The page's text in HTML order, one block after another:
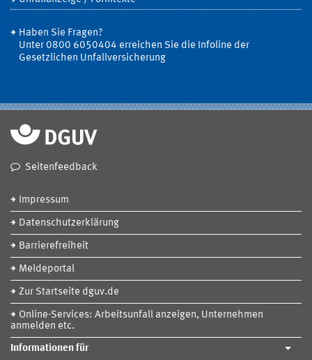
Haben Sie Fragen?
Unter 0800 6050404 erreichen Sie die Infoline der
Gesetzlichen Unfallversicherung
Seitenfeedback
Impressum
Datenschutzerklärung
Barrierefreiheit
Meldeportal
Zur Startseite dguv.de
Online-Services: Arbeitsunfall anzeigen, Unternehmen
anmelden etc.
Informationen für